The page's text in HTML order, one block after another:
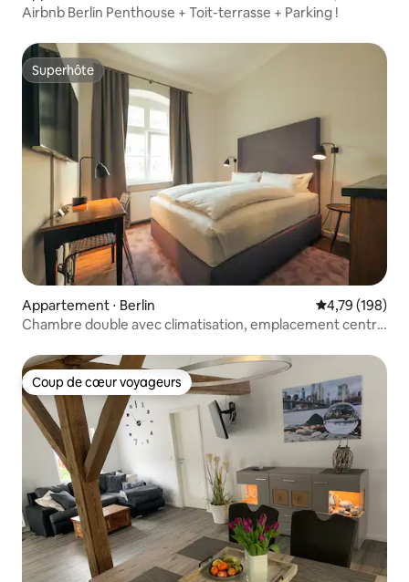
Airbnb Berlin Penthouse + Toit-terrasse + Parking !
Superhôte
Superhôte
Appartement ⋅ Berlin Évaluation
4,79 (198)
Chambre double avec climatisation, emplacement central
Coup de cœur voyageurs
Coup de cœur voyageurs